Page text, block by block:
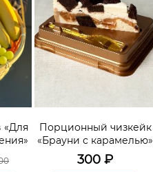
«Для
Порционный чизкейк
«Брауни с карамелью»
300 ₽